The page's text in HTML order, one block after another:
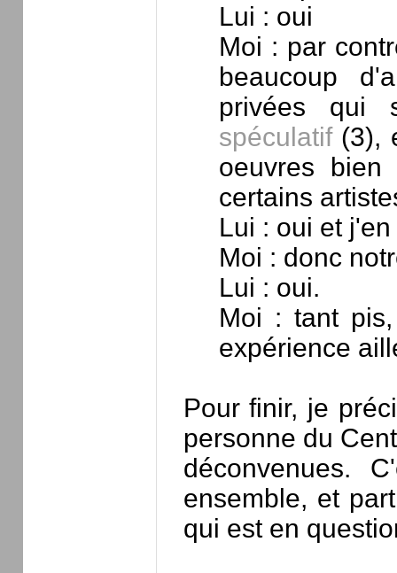
Lui : oui
Moi : par
beaucoup
privées qui
spéculatif(3),
oeuvres
certains
Lui : oui et
Moi : donc
Lui : oui.
Moi : tant
expérience
Pour finir, je
personne du
déconvenues.
ensemble, et
qui est en